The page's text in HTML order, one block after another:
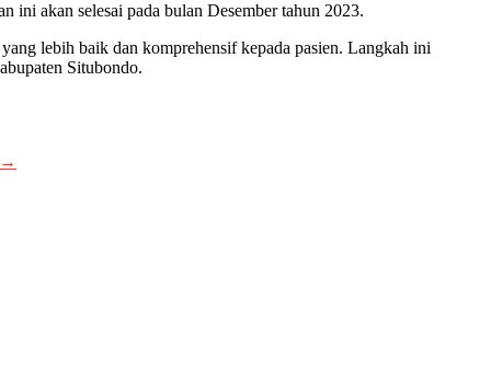
ini akan selesai pada bulan Desember tahun 2023.
lebih baik dan komprehensif kepada pasien. Langkah ini
Situbondo.
→